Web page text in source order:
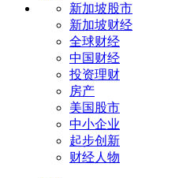
新加坡股市
新加坡财经
全球财经
中国财经
投资理财
房产
美国股市
中小企业
起步创新
财经人物